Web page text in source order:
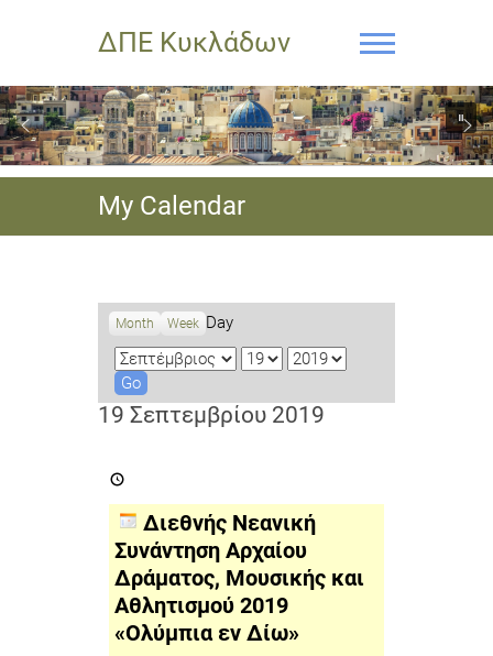
ΔΠΕ Κυκλάδων
My Calendar
Month Week Day
M
o
n
D
y
Y
a
19 Σεπτεμβρίου 2019
Νεανική
Αρχαίου
Δράματος,
Μουσικής
και
Αθλητισμού
2019
«Ολύμπια
Δίω»
Διεθνής Νεανική
Συνάντηση Αρχαίου
Δράματος, Μουσικής και
Αθλητισμού 2019
«Ολύμπια εν Δίω»